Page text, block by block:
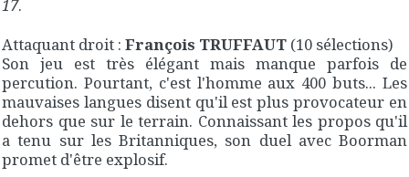
17.
Attaquant droit : François TRUFFAUT (10 sélections)
Son jeu est très élégant mais manque parfois de
percution. Pourtant, c'est l'homme aux 400 buts... Les
mauvaises langues disent qu'il est plus provocateur en
dehors que sur le terrain. Connaissant les propos qu'il
a tenu sur les Britanniques, son duel avec Boorman
promet d'être explosif.